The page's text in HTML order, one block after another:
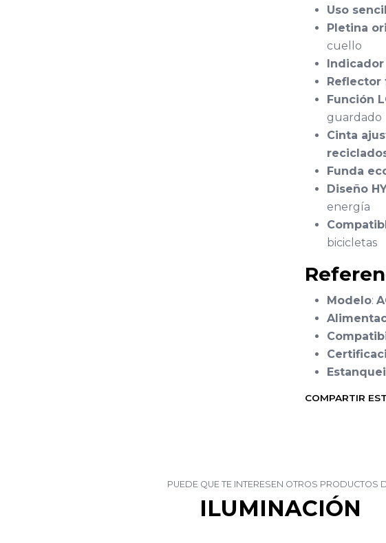
Uso
Pletina
cuello
Reflector
Función
guardado
Cinta
Funda
Diseño
energía
bicicletas
Modelo:
COMPARTIR
PUEDE QUE TE INTERESEN OTROS PRODUCTOS
ILUMINACIÓN